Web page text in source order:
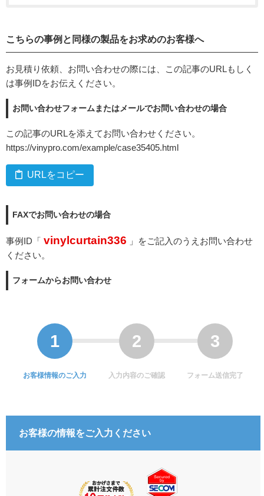
こちらの事例と同様の製品をお求めのお客様へ
お見積り依頼、お問い合わせの際には、この記事のURLもしく
は事例IDをお伝えください。
お問い合わせフォームまたはメールでお問い合わせの場合
この記事のURLを添えてお問い合わせください。
https://vinypro.com/example/case35405.html
URLをコピー
FAXでお問い合わせの場合
事例ID「 vinylcurtain336 」をご記入のうえお問い合わせ
ください。
フォームからお問い合わせ
お客様情報のご入力 入力内容のご確認 フォーム送信完了
お客様の情報をご入力ください